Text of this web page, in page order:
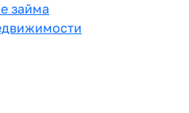
займа